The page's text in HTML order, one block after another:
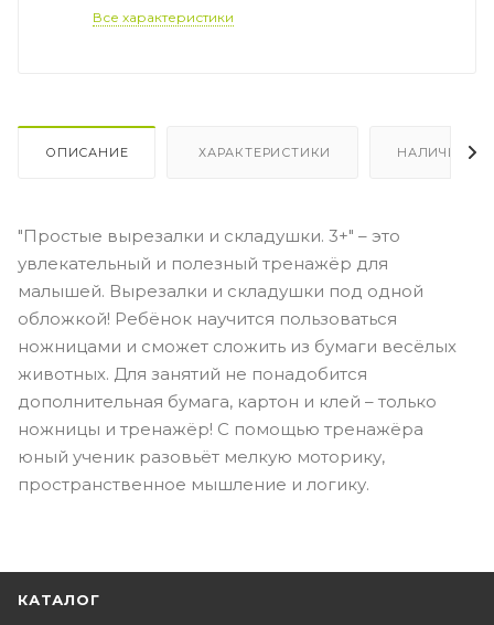
Все характеристики
ОПИСАНИЕ ХАРАКТЕРИСТИКИ НАЛИЧИЕ
"Простые вырезалки и складушки. 3+" – это
увлекательный и полезный тренажёр для
малышей. Вырезалки и складушки под одной
обложкой! Ребёнок научится пользоваться
ножницами и сможет сложить из бумаги весёлых
животных. Для занятий не понадобится
дополнительная бумага, картон и клей – только
ножницы и тренажёр! С помощью тренажёра
юный ученик разовьёт мелкую моторику,
пространственное мышление и логику.
КАТАЛОГ